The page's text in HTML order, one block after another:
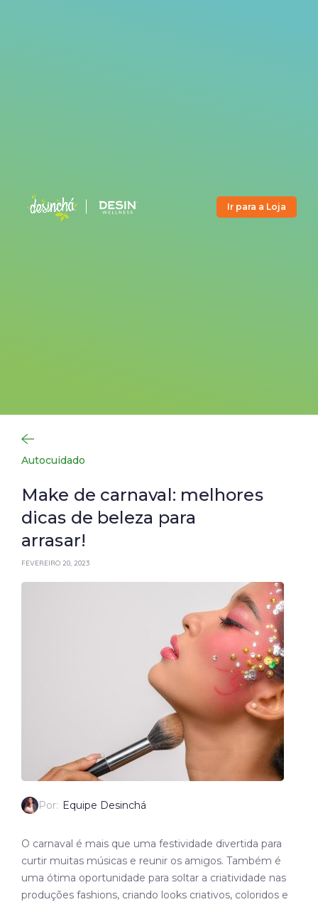
Ir para a Loja
Autocuidado
Make de carnaval: melhores
dicas de beleza para
arrasar!
FEVEREIRO 20, 2023
Por: Equipe Desinchá
O carnaval é mais que uma festividade divertida para
curtir muitas músicas e reunir os amigos. Também é
uma ótima oportunidade para soltar a criatividade nas
produções fashions, criando looks criativos, coloridos e